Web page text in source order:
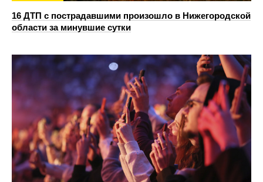
16 ДТП с пострадавшими произошло в Нижегородской
области за минувшие сутки